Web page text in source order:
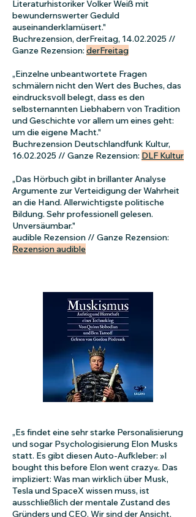
Literaturhistoriker Volker Weiß mit
bewundernswerter Geduld
auseinanderklamüsert."
Buchrezension, derFreitag, 14.02.2025 //
Ganze Rezension: derFreitag
„Einzelne unbeantwortete Fragen
schmälern nicht den Wert des Buches, das
eindrucksvoll belegt, dass es den
selbsternannten Liebhabern von Tradition
und Geschichte vor allem um eines geht:
um die eigene Macht."
Buchrezension Deutschlandfunk Kultur,
16.02.2025 // Ganze Rezension: DLF Kultur
„Das Hörbuch gibt in brillanter Analyse
Argumente zur Verteidigung der Wahrheit
an die Hand. Allerwichtigste politische
Bildung. Sehr professionell gelesen.
Unversäumbar."
audible Rezension // Ganze Rezension:
Rezension audible
„Es findet eine sehr starke Personalisierung
und sogar Psychologisierung Elon Musks
statt. Es gibt diesen Auto-Aufkleber: »I
bought this before Elon went crazy«. Das
impliziert: Was man wirklich über Musk,
Tesla und SpaceX wissen muss, ist
ausschließlich der mentale Zustand des
Gründers und CEO. Wir sind der Ansicht,